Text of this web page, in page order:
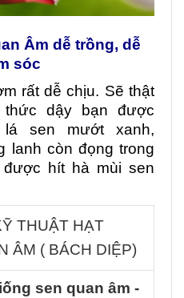
Âm dễ trồng, dễ
sóc
rất dễ chịu. Sẽ thật
dậy bạn được
sen mướt xanh,
lanh còn đọng trong
hít hà mùi sen
THUẬT HẠT
ÂM ( BÁCH DIỆP)
sen quan âm -